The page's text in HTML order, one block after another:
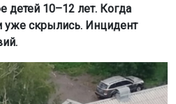
10–12 лет. Когда
уже скрылись. Инцидент